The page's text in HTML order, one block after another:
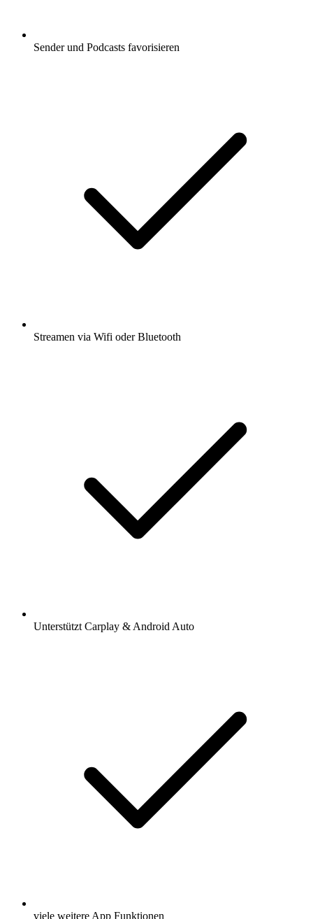
Sender und Podcasts favorisieren
Streamen via Wifi oder Bluetooth
Unterstützt Carplay & Android Auto
viele weitere App Funktionen